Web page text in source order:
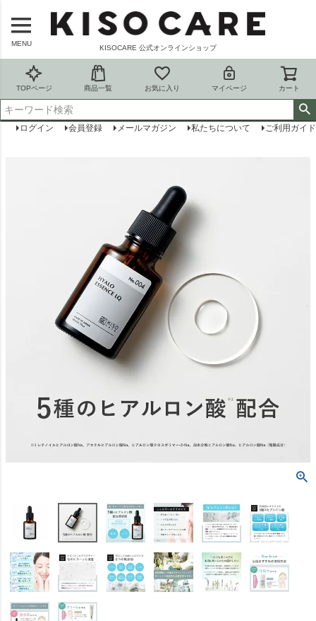
MENU
KISOCARE 公式オンラインショップ
TOPページ 商品一覧 お気に入り マイページ カート
ログイン 会員登録 メールマガジン 私たちについて ご利用ガイド